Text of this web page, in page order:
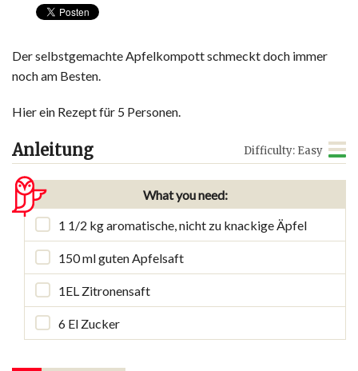
Der selbstgemachte Apfelkompott schmeckt doch immer
noch am Besten.
Hier ein Rezept für 5 Personen.
Anleitung Difficulty: Easy
What you need:
1 1/2 kg aromatische, nicht zu knackige Äpfel
150 ml guten Apfelsaft
1EL Zitronensaft
6 El Zucker